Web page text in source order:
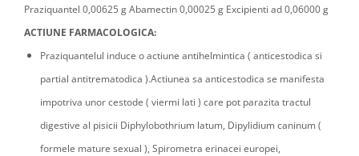
Praziquantel 0,00625 g Abamectin 0,00025 g Excipienti ad 0,06000 g
ACTIUNE FARMACOLOGICA:
Praziquantelul induce o actiune antihelmintica ( anticestodica si
partial antitrematodica ).Actiunea sa anticestodica se manifesta
impotriva unor cestode ( viermi lati ) care pot parazita tractul
digestive al pisicii Diphylobothrium latum, Dipylidium caninum (
formele mature sexual ), Spirometra erinacei europei,